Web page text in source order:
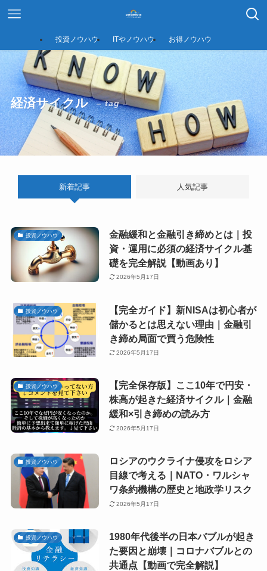
投資ノウハウ ITやノウハウ お得ノウハウ
経済サイクル – tag –
新着記事 人気記事
投資ノウハウ
金融緩和と金融引き締めとは｜投
資・運用に必須の経済サイクル基
礎を完全解説【動画あり】
2026年5月17日
投資ノウハウ
【完全ガイド】新NISAは初心者が
儲かるとは思えない理由｜金融引
き締め局面で買う危険性
2026年5月17日
投資ノウハウ
【完全保存版】ここ10年で円安・
株高が起きた経済サイクル｜金融
緩和×引き締めの読み方
2026年5月17日
投資ノウハウ
ロシアのウクライナ侵攻をロシア
目線で考える｜NATO・ワルシャ
ワ条約機構の歴史と地政学リスク
2026年5月17日
投資ノウハウ
1980年代後半の日本バブルが起き
た要因と崩壊｜コロナバブルとの
共通点【動画で完全解説】